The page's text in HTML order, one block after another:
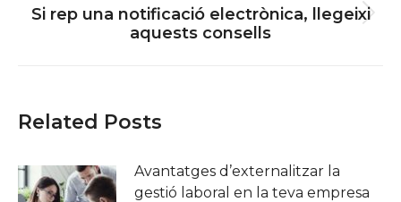
Next
post:
Si rep una notificació electrònica, llegeixi
aquests consells
Related Posts
Avantatges d’externalitzar la
gestió laboral en la teva empresa